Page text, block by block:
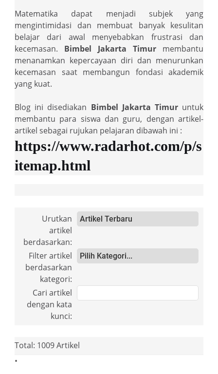
Matematika dapat menjadi subjek yang
mengintimidasi dan membuat banyak kesulitan
belajar dari awal menyebabkan frustrasi dan
kecemasan. Bimbel Jakarta Timur membantu
menanamkan kepercayaan diri dan menurunkan
kecemasan saat membangun fondasi akademik
yang kuat.
Blog ini disediakan Bimbel Jakarta Timuruntuk
membantu para siswa dan guru, dengan artikel-
artikel sebagai rujukan pelajaran dibawah ini :
https://www.radarhot.com/p/s
itemap.html
Urutkan
artikel
berdasarkan:
Filter artikel
berdasarkan
kategori:
Cari artikel
dengan kata
kunci:
Total: 1009 Artikel